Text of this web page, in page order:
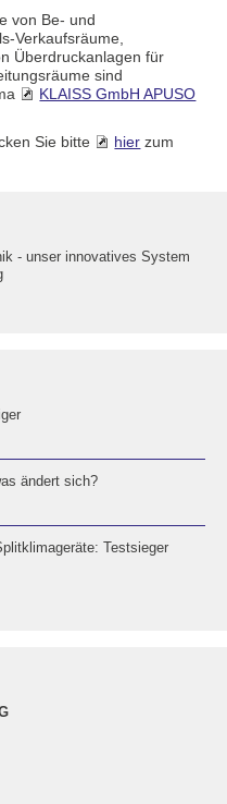
von Be- und
Verkaufsräume,
Überdruckanlagen für
sind
KLAISS GmbH APUSO
Sie bitte
hier zum
- unser innovatives System
ändert sich?
Testsieger